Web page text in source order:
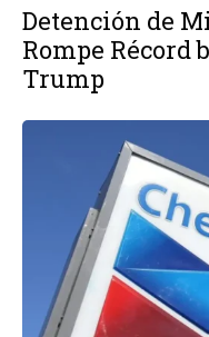
Detención de
Rompe Récord
Trump